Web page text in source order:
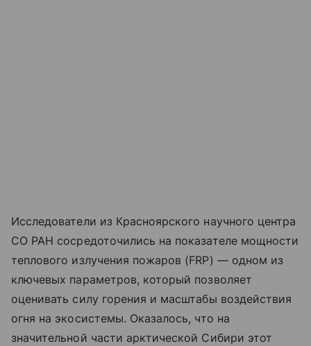
Исследователи из Красноярского научного центра
СО РАН сосредоточились на показателе мощности
теплового излучения пожаров (FRP) — одном из
ключевых параметров, который позволяет
оценивать силу горения и масштабы воздействия
огня на экосистемы. Оказалось, что на
значительной части арктической Сибири этот